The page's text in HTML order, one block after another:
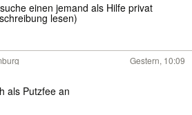
einen jemand als Hilfe privat
lesen)
Gestern, 10:09
als Putzfee an